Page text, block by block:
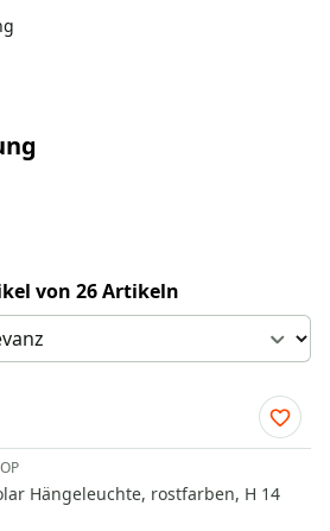
von 26 Artikeln
Hängeleuchte, rostfarben, H 14